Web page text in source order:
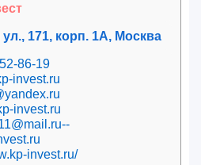
171, корп. 1А, Москва
86-19
invest.ru
invest.ru
invest.ru/